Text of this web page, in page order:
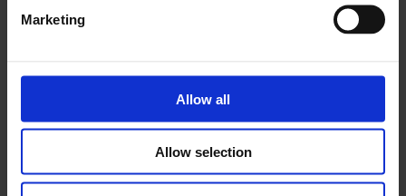
Marketing
Allow all
Allow selection